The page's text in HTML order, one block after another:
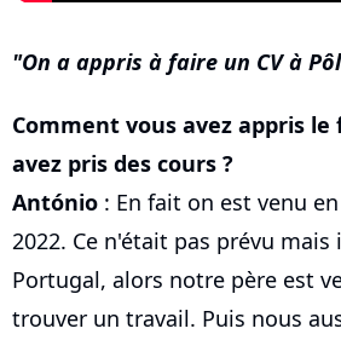
On a appris à faire un CV à
Comment vous avez appris le
avez pris des cours ?
António : En fait on est venu
2022. Ce n'était pas prévu mais
Portugal, alors notre père est
trouver un travail. Puis nous